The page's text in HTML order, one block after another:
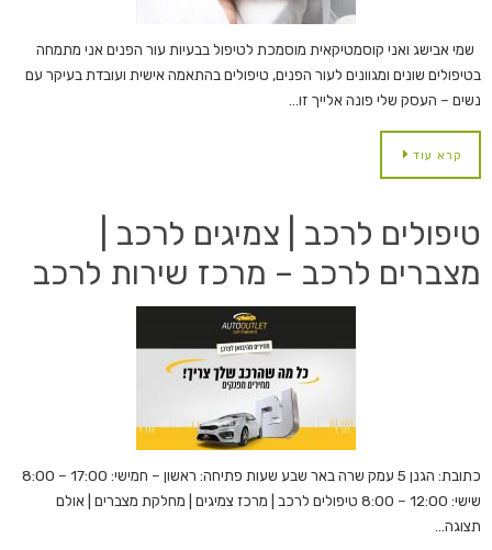
שמי אבישג ואני קוסמטיקאית מוסמכת לטיפול בבעיות עור הפנים אני מתמחה
בטיפולים שונים ומגוונים לעור הפנים, טיפולים בהתאמה אישית ועובדת בעיקר עם
נשים – העסק שלי פונה אלייך זו…
קרא עוד
טיפולים לרכב | צמיגים לרכב |
מצברים לרכב – מרכז שירות לרכב
כתובת: הגנן 5 עמק שרה באר שבע שעות פתיחה: ראשון – חמישי: 17:00 – 8:00
שישי: 12:00 – 8:00 טיפולים לרכב | מרכז צמיגים | מחלקת מצברים | אולם
תצוגה…